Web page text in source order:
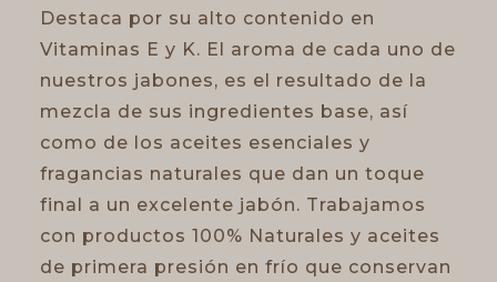
Destaca por su alto contenido en
Vitaminas E y K. El aroma de cada uno de
nuestros jabones, es el resultado de la
mezcla de sus ingredientes base, así
como de los aceites esenciales y
fragancias naturales que dan un toque
final a un excelente jabón. Trabajamos
con productos 100% Naturales y aceites
de primera presión en frío que conservan